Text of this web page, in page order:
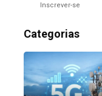
Inscrever-se
Categorias